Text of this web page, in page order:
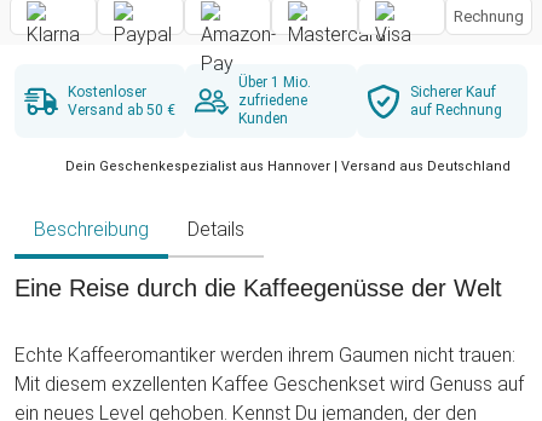
Rechnung
Kostenloser
Versand ab 50 €
Über 1 Mio.
zufriedene
Kunden
Sicherer Kauf
auf Rechnung
Dein Geschenkespezialist aus Hannover | Versand aus Deutschland
Beschreibung Details
Eine Reise durch die Kaffeegenüsse der Welt
Echte Kaffeeromantiker werden ihrem Gaumen nicht trauen:
Mit diesem exzellenten Kaffee Geschenkset wird Genuss auf
ein neues Level gehoben. Kennst Du jemanden, der den